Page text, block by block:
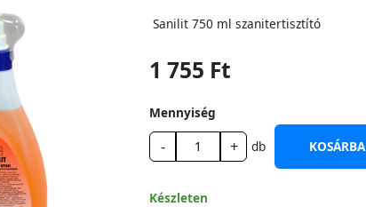
Sanilit 750 ml szanitertisztító
1 755 Ft
Mennyiség
- + db KOSÁRBA
Készleten